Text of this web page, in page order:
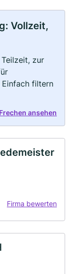
Vollzeit,
zur
Einfach filtern
ansehen
Firma bewerten